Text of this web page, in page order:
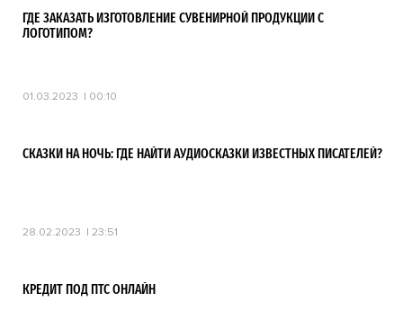
ГДЕ ЗАКАЗАТЬ ИЗГОТОВЛЕНИЕ СУВЕНИРНОЙ ПРОДУКЦИИ С
ЛОГОТИПОМ?
01.03.2023 00:10
СКАЗКИ НА НОЧЬ: ГДЕ НАЙТИ АУДИОСКАЗКИ ИЗВЕСТНЫХ ПИСАТЕЛЕЙ?
28.02.2023 23:51
КРЕДИТ ПОД ПТС ОНЛАЙН